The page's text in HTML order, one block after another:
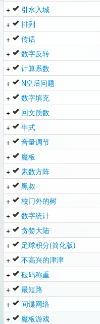
+
引水入城
+
排列
+
传话
+
数字反转
+
计算系数
+
N皇后问题
+
数字填充
+
回文质数
+
牛式
+
音量调节
+
魔板
+
素数方阵
+
黑叔
+
校门外的树
+
数字统计
+
贪婪大陆
+
足球积分(简化版)
+
不高兴的津津
+
砝码称重
+
最短路
+
间谍网络
+
魔板游戏